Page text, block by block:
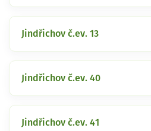
Jindřichov č.ev. 13
Jindřichov č.ev. 40
Jindřichov č.ev. 41